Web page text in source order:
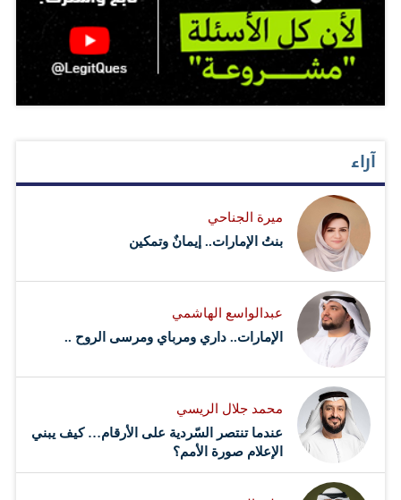
آراء
ميرة الجناحي
بنتُ الإمارات.. إيمانٌ وتمكين
عبدالواسع الهاشمي
الإمارات.. داري ومرباي ومرسى الروح ..
محمد جلال الريسي
عندما تنتصر السّردية على الأرقام… كيف يبني
الإعلام صورة الأمم؟